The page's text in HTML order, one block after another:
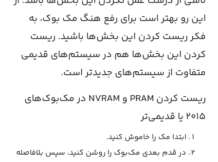
این رو بهتر است برای رفع هنگ مک بوک، به
فکر ریست کردن این بخش‌ها باشید. ریست
کردن این بخش‌ها هم در سیستم‌های قدیمی
متفاوت از سیستم‌های جدیدتر است.
ریست کردن PRAM و NVRAM در مک‌بوک‌های
۲۰۱۵ یا قدیمی‌تر
ابتدا مک را خاموش کنید.
در قدم بعدی مک‌بوک را روشن کنید، سپس بلافاصله